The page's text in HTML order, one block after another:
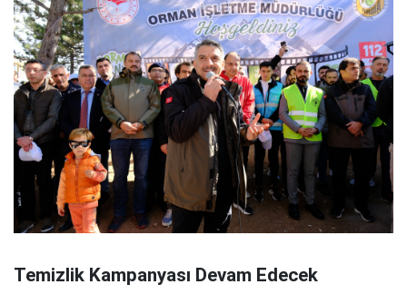
Temizlik Kampanyası Devam Edecek